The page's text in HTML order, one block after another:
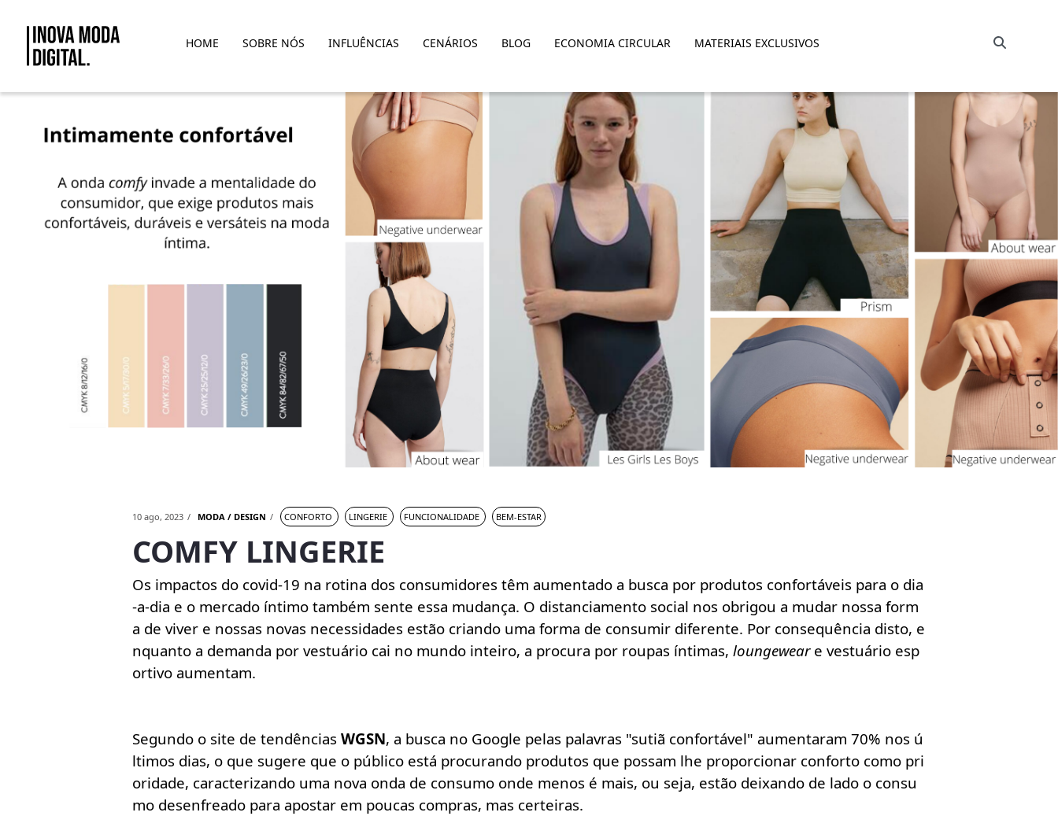
Comfy Lingerie
HOME SOBRE NÓS INFLUÊNCIAS CENÁRIOS BLOG ECONOMIA CIRCULAR MATERIAIS EXCLUSIVOS Barra de busca
10 ago, 2023 MODA / DESIGN CONFORTO LINGERIE FUNCIONALIDADE BEM-ESTAR
COMFY LINGERIE
Os impactos do covid-19 na rotina dos consumidores têm aumentado a busca por produtos confortáveis para o dia
-a-dia e o mercado íntimo também sente essa mudança. O distanciamento social nos obrigou a mudar nossa form
a de viver e nossas novas necessidades estão criando uma forma de consumir diferente. Por consequência disto, e
nquanto a demanda por vestuário cai no mundo inteiro, a procura por roupas íntimas, loungeweare vestuário esp
ortivo aumentam.
Segundo o site de tendências WGSN, a busca no Google pelas palavras "sutiã confortável" aumentaram 70% nos ú
ltimos dias, o que sugere que o público está procurando produtos que possam lhe proporcionar conforto como pri
oridade, caracterizando uma nova onda de consumo onde menos é mais, ou seja, estão deixando de lado o consu
mo desenfreado para apostar em poucas compras, mas certeiras.